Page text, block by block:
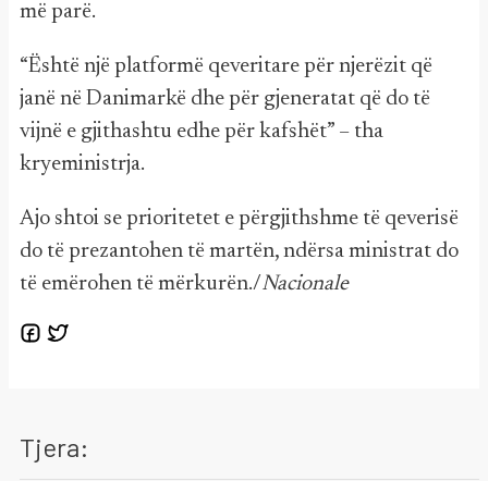
më parë.
“Është një platformë qeveritare për njerëzit që
janë në Danimarkë dhe për gjeneratat që do të
vijnë e gjithashtu edhe për kafshët” – tha
kryeministrja.
Ajo shtoi se prioritetet e përgjithshme të qeverisë
do të prezantohen të martën, ndërsa ministrat do
të emërohen të mërkurën./Nacionale
Tjera: